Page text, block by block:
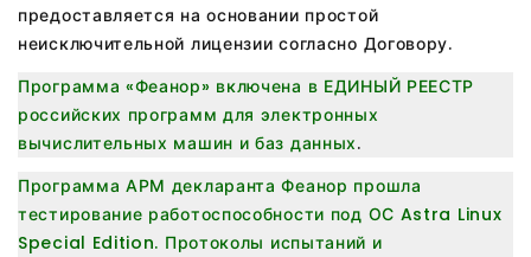
предоставляется на основании простой
неисключительной лицензии согласно Договору.
Программа «Феанор» включена в ЕДИНЫЙ РЕЕСТР
российских программ для электронных
вычислительных машин и баз данных.
Программа АРМ декларанта Феанор прошла
тестирование работоспособности под ОС Astra Linux
Special Edition. Протоколы испытаний и